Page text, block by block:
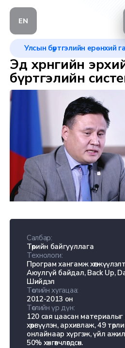
EN
Улсын бүртгэлийн ерөнхий
Эд хөрөнгийн
бүртгэлийн
Салбар:
Төрийн байгууллага
Технологи:
Програм хангамж
Аюулгүй байдал, Back Up,
Шийдэл
Төслийн хугацаа:
2012-2013 он
Төслийн үр дүн:
120 сая цаасан материалыг
хөрвүүлэн, архивлаж, 49
онлайнаар хүргэж, үйл
50% хөнгөвчлөгдсөн.